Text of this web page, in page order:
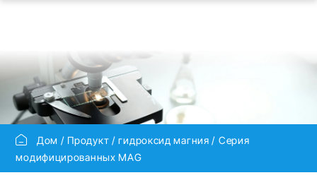
Дом Продукт гидроксид магния Серия
модифицированных MAG